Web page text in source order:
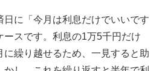
日に「今月は利息だけでいいです
ースです。利息の1万5千円だけ
繰り越せるため、一見すると助